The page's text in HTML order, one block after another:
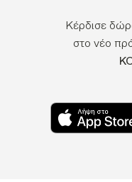
Κέρδισε
στο νέο